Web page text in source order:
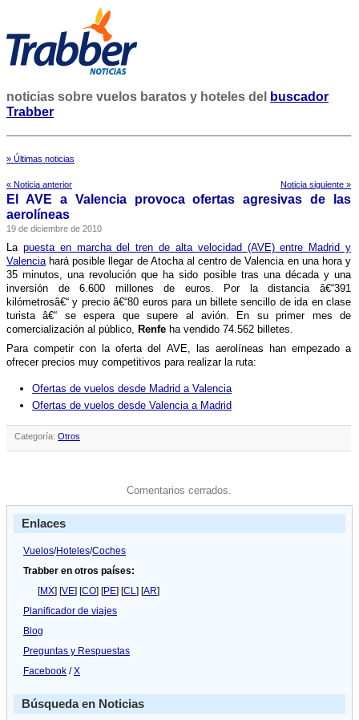
noticias sobre vuelos baratos y hoteles del
buscador
Trabber
» Últimas noticias
« Noticia anterior Noticia siguiente »
El AVE a Valencia provoca ofertas agresivas de las
aerolí­neas
19 de diciembre de 2010
La puesta en marcha del tren de alta velocidad (AVE) entre Madrid y
Valenciahará posible llegar de Atocha al centro de Valencia en una hora y
35 minutos, una revolución que ha sido posible tras una década y una
inversión de 6.600 millones de euros. Por la distancia â€“391
kilómetrosâ€“ y precio â€“80 euros para un billete sencillo de ida en clase
turista â€“ se espera que supere al avión. En su primer mes de
comercialización al público, Renfe ha vendido 74.562 billetes.
Para competir con la oferta del AVE, las aerolí­neas han empezado a
ofrecer precios muy competitivos para realizar la ruta:
Ofertas de vuelos desde Madrid a Valencia
Ofertas de vuelos desde Valencia a Madrid
Categoría: Otros
Comentarios cerrados.
Enlaces
Vuelos/Hoteles/Coches
Trabber en otros países:
[MX] [VE] [CO] [PE] [CL] [AR]
Planificador de viajes
Blog
Preguntas y Respuestas
Facebook /X
Búsqueda en Noticias